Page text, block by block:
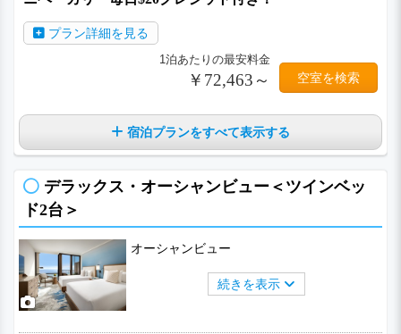
プラン詳細を見る
1泊あたりの最安料金
￥72,463～ 空室を検索
宿泊プランをすべて表示する
デラックス・オーシャンビュー＜ツインベッ
ド2台＞
オーシャンビュー
続きを表示